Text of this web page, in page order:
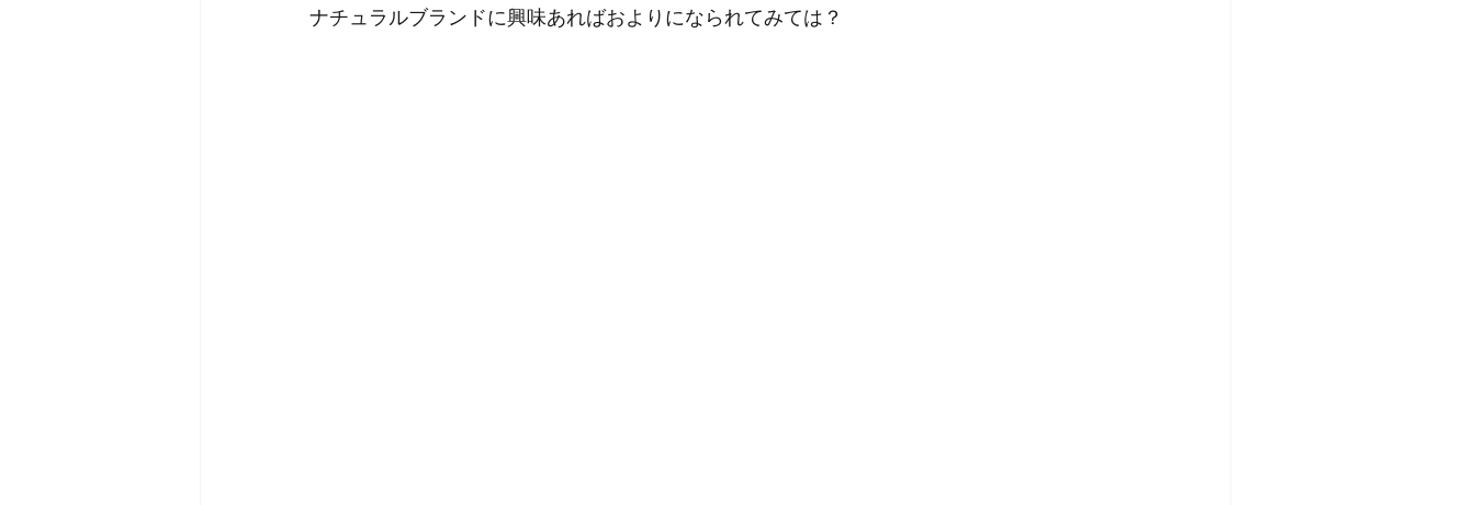
ナチュラルブランドに興味あればおよりになられてみては？